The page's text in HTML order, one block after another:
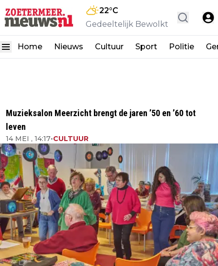
22°C
Gedeeltelijk Bewolkt
Home Nieuws Cultuur Sport Politie
Muzieksalon Meerzicht brengt de jaren ’50 en ’60 tot
leven
14 MEI , 14:17•CULTUUR